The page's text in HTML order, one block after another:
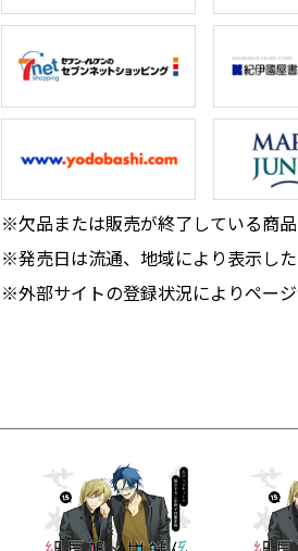
※欠品または販売が終了している商品
※発売日は流通、地域により表示した
※外部サイトの登録状況によりページ